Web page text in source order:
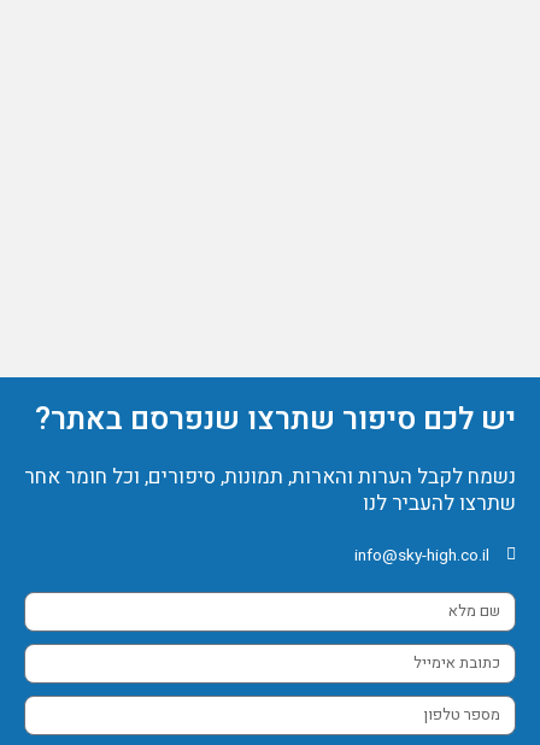
יש לכם סיפור שתרצו שנפרסם באתר?
נשמח לקבל הערות והארות, תמונות, סיפורים, וכל חומר אחר
שתרצו להעביר לנו
info@sky-high.co.il
שם
מלא
כתובת
אימייל
מספר
טלפון